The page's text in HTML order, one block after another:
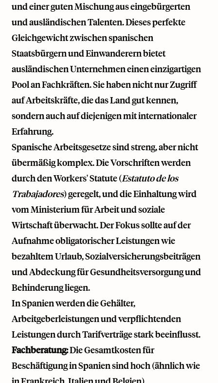
und einer guten Mischung aus eingebürgerten
und ausländischen Talenten. Dieses perfekte
Gleichgewicht zwischen spanischen
Staatsbürgern und Einwanderern bietet
ausländischen Unternehmen einen einzigartigen
Pool an Fachkräften. Sie haben nicht nur Zugriff
auf Arbeitskräfte, die das Land gut kennen,
sondern auch auf diejenigen mit internationaler
Erfahrung.
Spanische Arbeitsgesetze sind streng, aber nicht
übermäßig komplex. Die Vorschriften werden
durch den Workers' Statute (Estatuto de los
Trabajadores) geregelt, und die Einhaltung wird
vom Ministerium für Arbeit und soziale
Wirtschaft überwacht. Der Fokus sollte auf der
Aufnahme obligatorischer Leistungen wie
bezahltem Urlaub, Sozialversicherungsbeiträgen
und Abdeckung für Gesundheitsversorgung und
Behinderung liegen.
In Spanien werden die Gehälter,
Arbeitgeberleistungen und verpflichtenden
Leistungen durch Tarifverträge stark beeinflusst.
Fachberatung:Die Gesamtkosten für
Beschäftigung in Spanien sind hoch (ähnlich wie